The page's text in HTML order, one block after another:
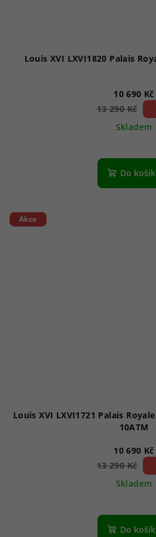
Louis XVI LXVI1820 Palais
10 690 Kč
13 290 Kč
Skladem
Do
Akce
Louis XVI LXVI1721 Palais
10ATM
10 690 Kč
13 290 Kč
Skladem
Do